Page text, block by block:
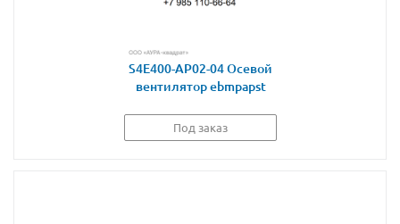
S4E400-AP02-04 Осевой
вентилятор ebmpapst
Под заказ